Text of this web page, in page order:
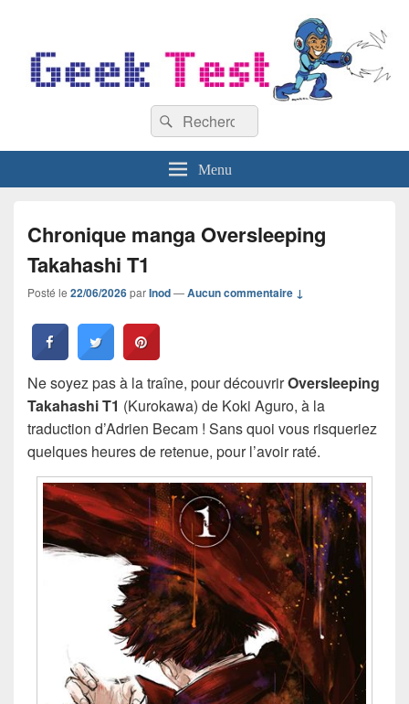
Recherche :
Rechercher
Menu
Chronique manga Oversleeping
Takahashi T1
Posté le 22/06/2026parInod—Aucun commentaire ↓
Ne soyez pas à la traîne, pour découvrirOversleeping
Takahashi T1 (Kurokawa) de Koki Aguro, à la
traduction d’Adrien Becam ! Sans quoi vous risqueriez
quelques heures de retenue, pour l’avoir raté.